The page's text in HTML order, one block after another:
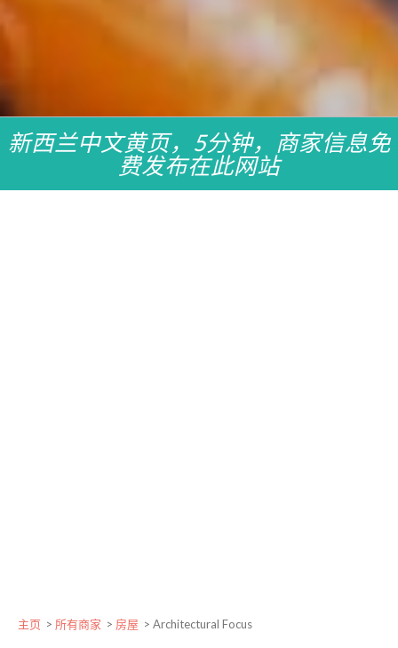
新西兰中文黄页，5分钟，商家信息免
费发布在此网站
主页 > 所有商家 > 房屋 > Architectural Focus